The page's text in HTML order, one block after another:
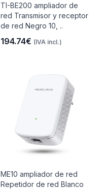
TI-BE200 ampliador de
red Transmisor y receptor
de red Negro 10, ..
194.74€ (IVA incl.)
ME10 ampliador de red
Repetidor de red Blanco